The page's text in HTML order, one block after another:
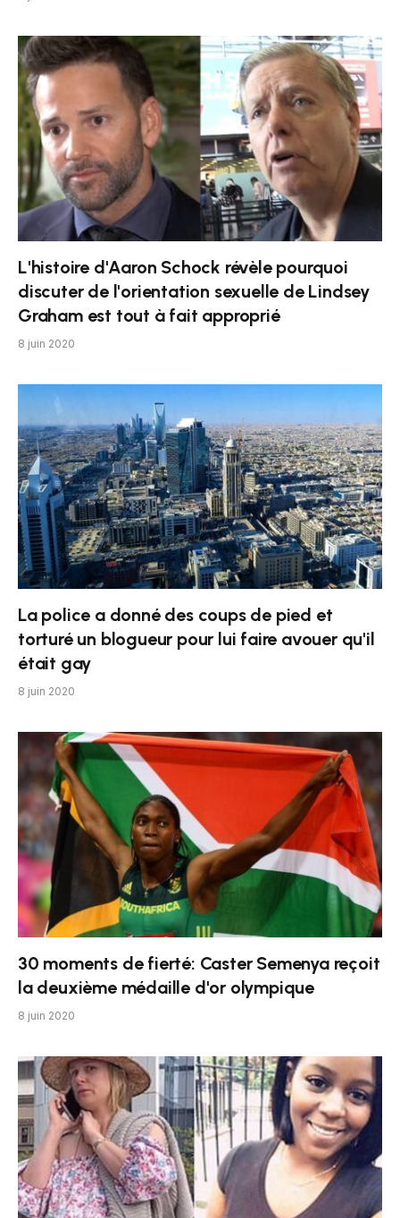
L'histoire d'Aaron Schock révèle pourquoi
discuter de l'orientation sexuelle de Lindsey
Graham est tout à fait approprié
8 juin 2020
La police a donné des coups de pied et
torturé un blogueur pour lui faire avouer qu'il
était gay
8 juin 2020
30 moments de fierté: Caster Semenya reçoit
la deuxième médaille d'or olympique
8 juin 2020